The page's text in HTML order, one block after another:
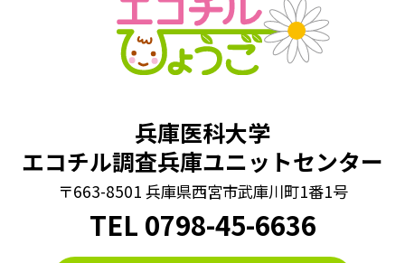
兵庫医科大学
エコチル調査兵庫ユニットセンター
〒663-8501 兵庫県西宮市武庫川町1番1号
TEL 0798-45-6636